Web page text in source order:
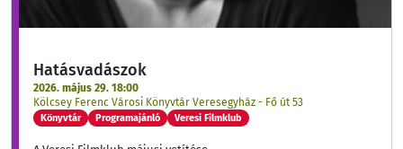
Hatásvadászok
2026. május 29. 18:00
Kölcsey Ferenc Városi Könyvtár Veresegyház - Fő út 53
Könyvtár Programajánló Veresi Filmklub